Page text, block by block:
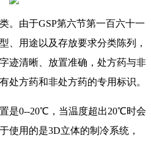
。由于GSP第六节第一百六十一
、用途以及存放要求分类陈列，
迹清晰、放置准确，处方药与非
处方药和非处方药的专用标识。
是0--20℃，当温度超出20℃时会
使用的是3D立体的制冷系统，